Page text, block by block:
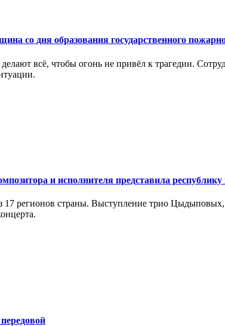
со дня образования государственного
всё, чтобы огонь не привёл к трагедии.
и исполнителя представила
17 регионов страны. Выступление трио